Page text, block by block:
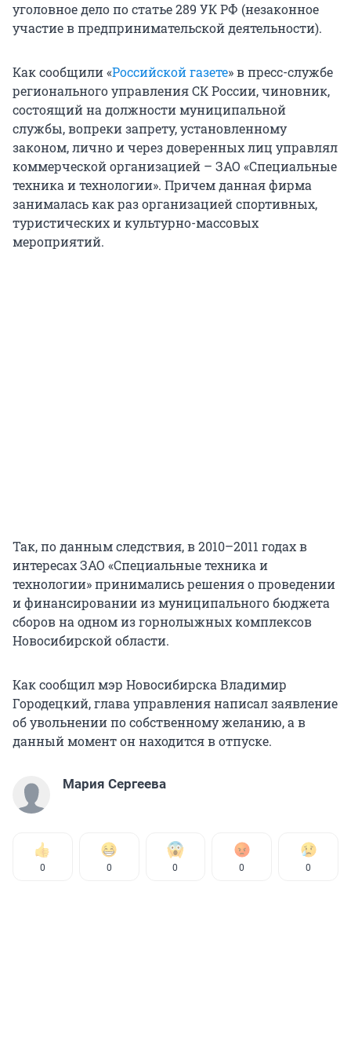
уголовное дело по статье 289 УК РФ (незаконное
участие в предпринимательской деятельности).
Как сообщили «Российской газете» в пресс-службе
регионального управления СК России, чиновник,
состоящий на должности муниципальной
службы, вопреки запрету, установленному
законом, лично и через доверенных лиц управлял
коммерческой организацией – ЗАО «Специальные
техника и технологии». Причем данная фирма
занималась как раз организацией спортивных,
туристических и культурно-массовых
мероприятий.
Так, по данным следствия, в 2010–2011 годах в
интересах ЗАО «Специальные техника и
технологии» принимались решения о проведении
и финансировании из муниципального бюджета
сборов на одном из горнолыжных комплексов
Новосибирской области.
Как сообщил мэр Новосибирска Владимир
Городецкий, глава управления написал заявление
об увольнении по собственному желанию, а в
данный момент он находится в отпуске.
Мария Сергеева
0 0 0 0 0